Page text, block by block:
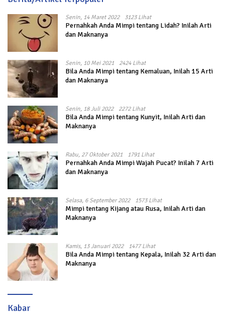
Senin, 14 Maret 2022 3123 Lihat
Pernahkah Anda Mimpi tentang Lidah? Inilah Arti
dan Maknanya
Senin, 10 Mei 2021 2424 Lihat
Bila Anda Mimpi tentang Kemaluan, Inilah 15 Arti
dan Maknanya
Senin, 18 Juli 2022 2272 Lihat
Bila Anda Mimpi tentang Kunyit, Inilah Arti dan
Maknanya
Rabu, 27 Oktober 2021 1791 Lihat
Pernahkah Anda Mimpi Wajah Pucat? Inilah 7 Arti
dan Maknanya
Selasa, 6 September 2022 1573 Lihat
Mimpi tentang Kijang atau Rusa, Inilah Arti dan
Maknanya
Kamis, 13 Januari 2022 1477 Lihat
Bila Anda Mimpi tentang Kepala, Inilah 32 Arti dan
Maknanya
Kabar